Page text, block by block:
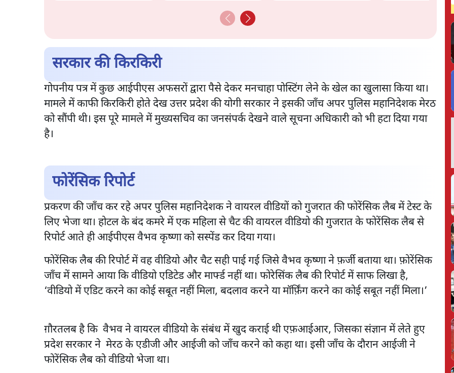
सरकार की किरकिरी
गोपनीय पत्र में कुछ आईपीएस अफसरों द्वारा पैसे देकर मनचाहा पोस्टिंग लेने के खेल का खुलासा किया था।
मामले में काफी किरकिरी होते देख उत्तर प्रदेश की योगी सरकार ने इसकी जाँच अपर पुलिस महानिदेशक मेरठ
को सौंपी थी। इस पूरे मामले में मुख्यसचिव का जनसंपर्क देखने वाले सूचना अधिकारी को भी हटा दिया गया
है।
फोरेंसिक रिपोर्ट
प्रकरण की जाँच कर रहे अपर पुलिस महानिदेशक ने वायरल वीडियों को गुजरात की फोरेंसिक लैब में टेस्ट के
लिए भेजा था। होटल के बंद कमरे में एक महिला से चैट की वायरल वीडियो की गुजरात के फोरेंसिक लैब से
रिपोर्ट आते ही आईपीएस वैभव कृष्णा को सस्पेंड कर दिया गया।
फोरेंसिक लैब की रिपोर्ट में वह वीडियो और चैट सही पाई गई जिसे वैभव कृष्णा ने फ़र्जी बताया था। फ़ोरेंसिक
जाँच में सामने आया कि वीडियो एडिटेड और मार्फ्ड नहीं था। फोरेसिंक लैब की रिपोर्ट में साफ लिखा है,
‘वीडियो में एडिट करने का कोई सबूत नहीं मिला, बदलाव करने या मॉर्फ़िंग करने का कोई सबूत नहीं मिला।’
ग़ौरतलब है कि वैभव ने वायरल वीडियो के संबंध में खुद कराई थी एफ़आईआर, जिसका संज्ञान में लेते हुए
प्रदेश सरकार ने मेरठ के एडीजी और आईजी को जाँच करने को कहा था। इसी जाँच के दौरान आईजी ने
फोरेंसिक लैब को वीडियो भेजा था।